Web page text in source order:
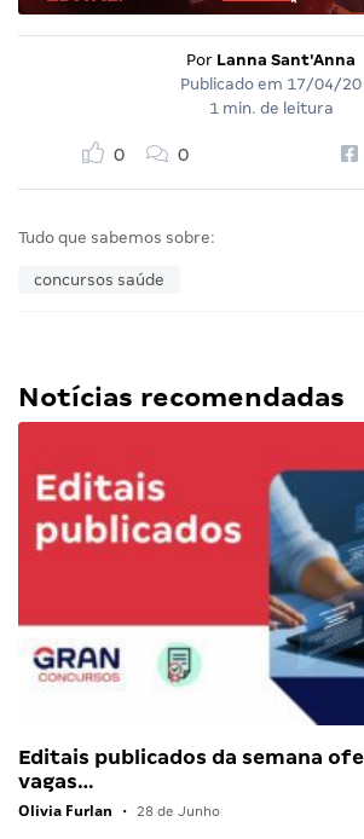
Por Lanna Sant'Anna
Publicado em 17/04/20
1 min. de leitura
0 0
Tudo que sabemos sobre:
concursos saúde
Notícias recomendadas
Editais publicados da semana
vagas…
Olivia Furlan • 28 de Junho